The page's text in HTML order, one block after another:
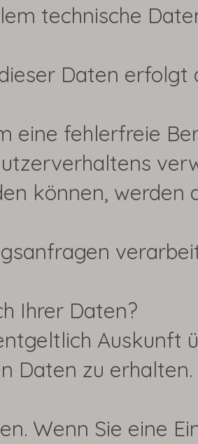
technische
Daten
eine fehlerfreie
können,
Ihrer Daten?
Daten zu
Wenn Sie eine